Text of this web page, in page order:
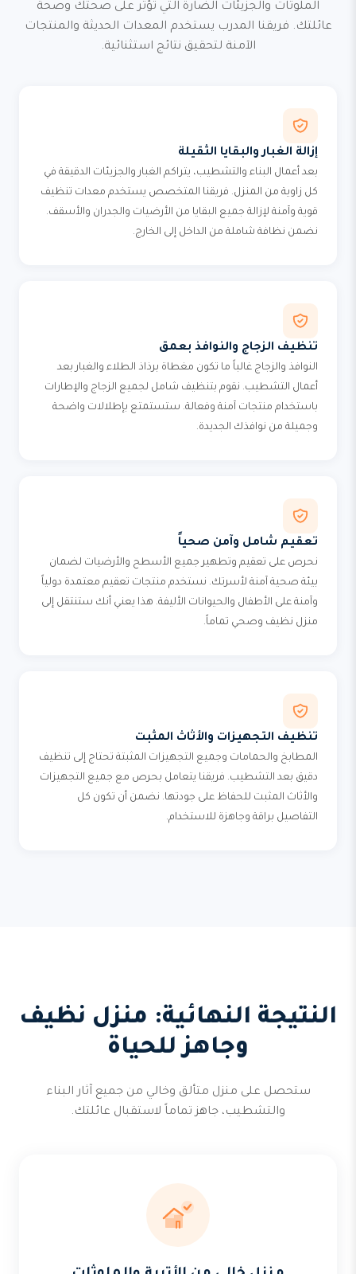
الملوثات والجزيئات الضارة التي تؤثر على صحتك وصحة
عائلتك. فريقنا المدرب يستخدم المعدات الحديثة والمنتجات
الآمنة لتحقيق نتائج استثنائية.
إزالة الغبار والبقايا الثقيلة
بعد أعمال البناء والتشطيب، يتراكم الغبار والجزيئات الدقيقة في
كل زاوية من المنزل. فريقنا المتخصص يستخدم معدات تنظيف
قوية وآمنة لإزالة جميع البقايا من الأرضيات والجدران والأسقف.
نضمن نظافة شاملة من الداخل إلى الخارج.
تنظيف الزجاج والنوافذ بعمق
النوافذ والزجاج غالباً ما تكون مغطاة برذاذ الطلاء والغبار بعد
أعمال التشطيب. نقوم بتنظيف شامل لجميع الزجاج والإطارات
باستخدام منتجات آمنة وفعالة. ستستمتع بإطلالات واضحة
وجميلة من نوافذك الجديدة.
تعقيم شامل وآمن صحياً
نحرص على تعقيم وتطهير جميع الأسطح والأرضيات لضمان
بيئة صحية آمنة لأسرتك. نستخدم منتجات تعقيم معتمدة دولياً
وآمنة على الأطفال والحيوانات الأليفة. هذا يعني أنك ستنتقل إلى
منزل نظيف وصحي تماماً.
تنظيف التجهيزات والأثاث المثبت
المطابخ والحمامات وجميع التجهيزات المثبتة تحتاج إلى تنظيف
دقيق بعد التشطيب. فريقنا يتعامل بحرص مع جميع التجهيزات
والأثاث المثبت للحفاظ على جودتها. نضمن أن تكون كل
التفاصيل براقة وجاهزة للاستخدام.
النتيجة النهائية: منزل نظيف
وجاهز للحياة
ستحصل على منزل متألق وخالي من جميع آثار البناء
والتشطيب، جاهز تماماً لاستقبال عائلتك.